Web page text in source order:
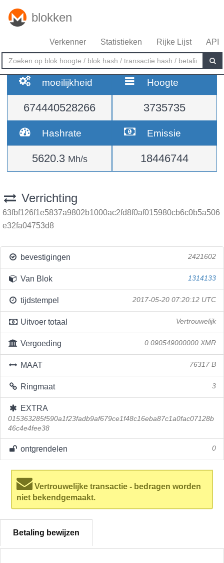
blokken
Verkenner Statistieken Rijke Lijst API
moeilijkheid
674440528266
Hoogte
3735735
Hashrate
5620.3 Mh/s
Emissie
18446744
Verrichting
63fbf126f1e5837a9802b1000ac2fd8f0af015980cb6c0b5a506
e32fa04753d8
bevestigingen 2421602
Van Blok 1314133
tijdstempel 2017-05-20 07:20:12 UTC
Uitvoer totaal Vertrouwelijk
Vergoeding 0.090549000000 XMR
MAAT 76317 B
Ringmaat 3
EXTRA
015363285f590a1f23fadb9af679ce1f48c16eba87c1a0fac07128b
46c4e4fee38
ontgrendelen 0
Vertrouwelijke transactie - bedragen worden
niet bekendgemaakt.
Betaling bewijzen